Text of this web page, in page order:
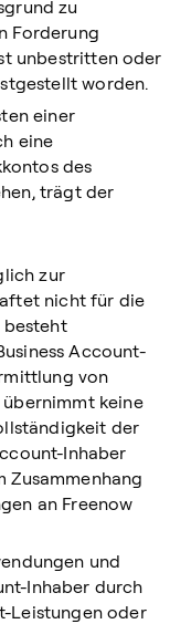
zu
Forderung
unbestritten oder
worden.
einer
eine
des
trägt der
zur
nicht für die
besteht
Account-
von
keine
der
Inhaber
Zusammenhang
an Freenow
und
Inhaber durch
Leistungen oder